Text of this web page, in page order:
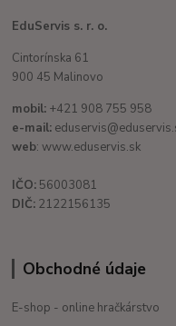
EduServis s. r. o.
Cintorínska 61
900 45 Malinovo
mobil: +421 908 755 958
e-mail:
web: www.eduservis.sk
IČO: 56003081
DIČ: 2122156135
Obchodné údaje
E-shop - online hračkárstvo